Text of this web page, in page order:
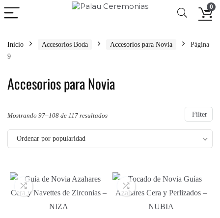
0
Inicio Accesorios Boda Accesorios para Novia
Página
9
Accesorios para Novia
Filter
Mostrando 97–108 de 117 resultadosOrdenado
por
Ordenar por popularidad